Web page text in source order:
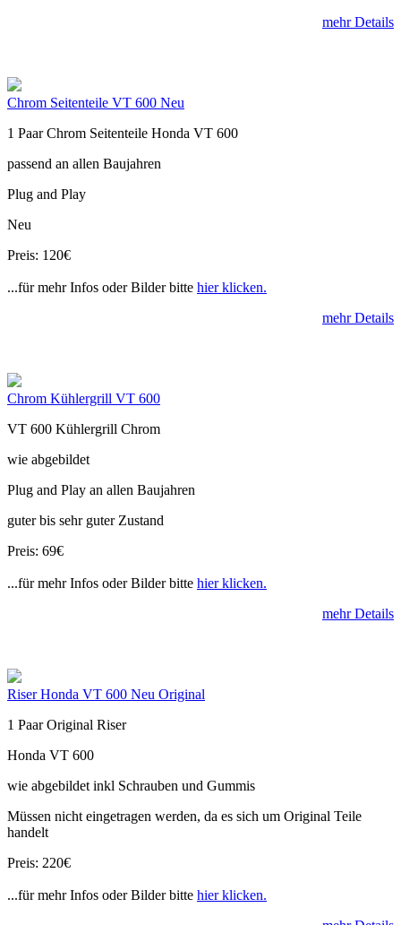
mehr Details
Chrom Seitenteile VT 600 Neu
1 Paar Chrom Seitenteile Honda VT 600
passend an allen Baujahren
Plug and Play
Neu
Preis: 120€
...für mehr Infos oder Bilder bitte hier klicken.
mehr Details
Chrom Kühlergrill VT 600
VT 600 Kühlergrill Chrom
wie abgebildet
Plug and Play an allen Baujahren
guter bis sehr guter Zustand
Preis: 69€
...für mehr Infos oder Bilder bitte hier klicken.
mehr Details
Riser Honda VT 600 Neu Original
1 Paar Original Riser
Honda VT 600
wie abgebildet inkl Schrauben und Gummis
Müssen nicht eingetragen werden, da es sich um Original Teile
handelt
Preis: 220€
...für mehr Infos oder Bilder bitte hier klicken.